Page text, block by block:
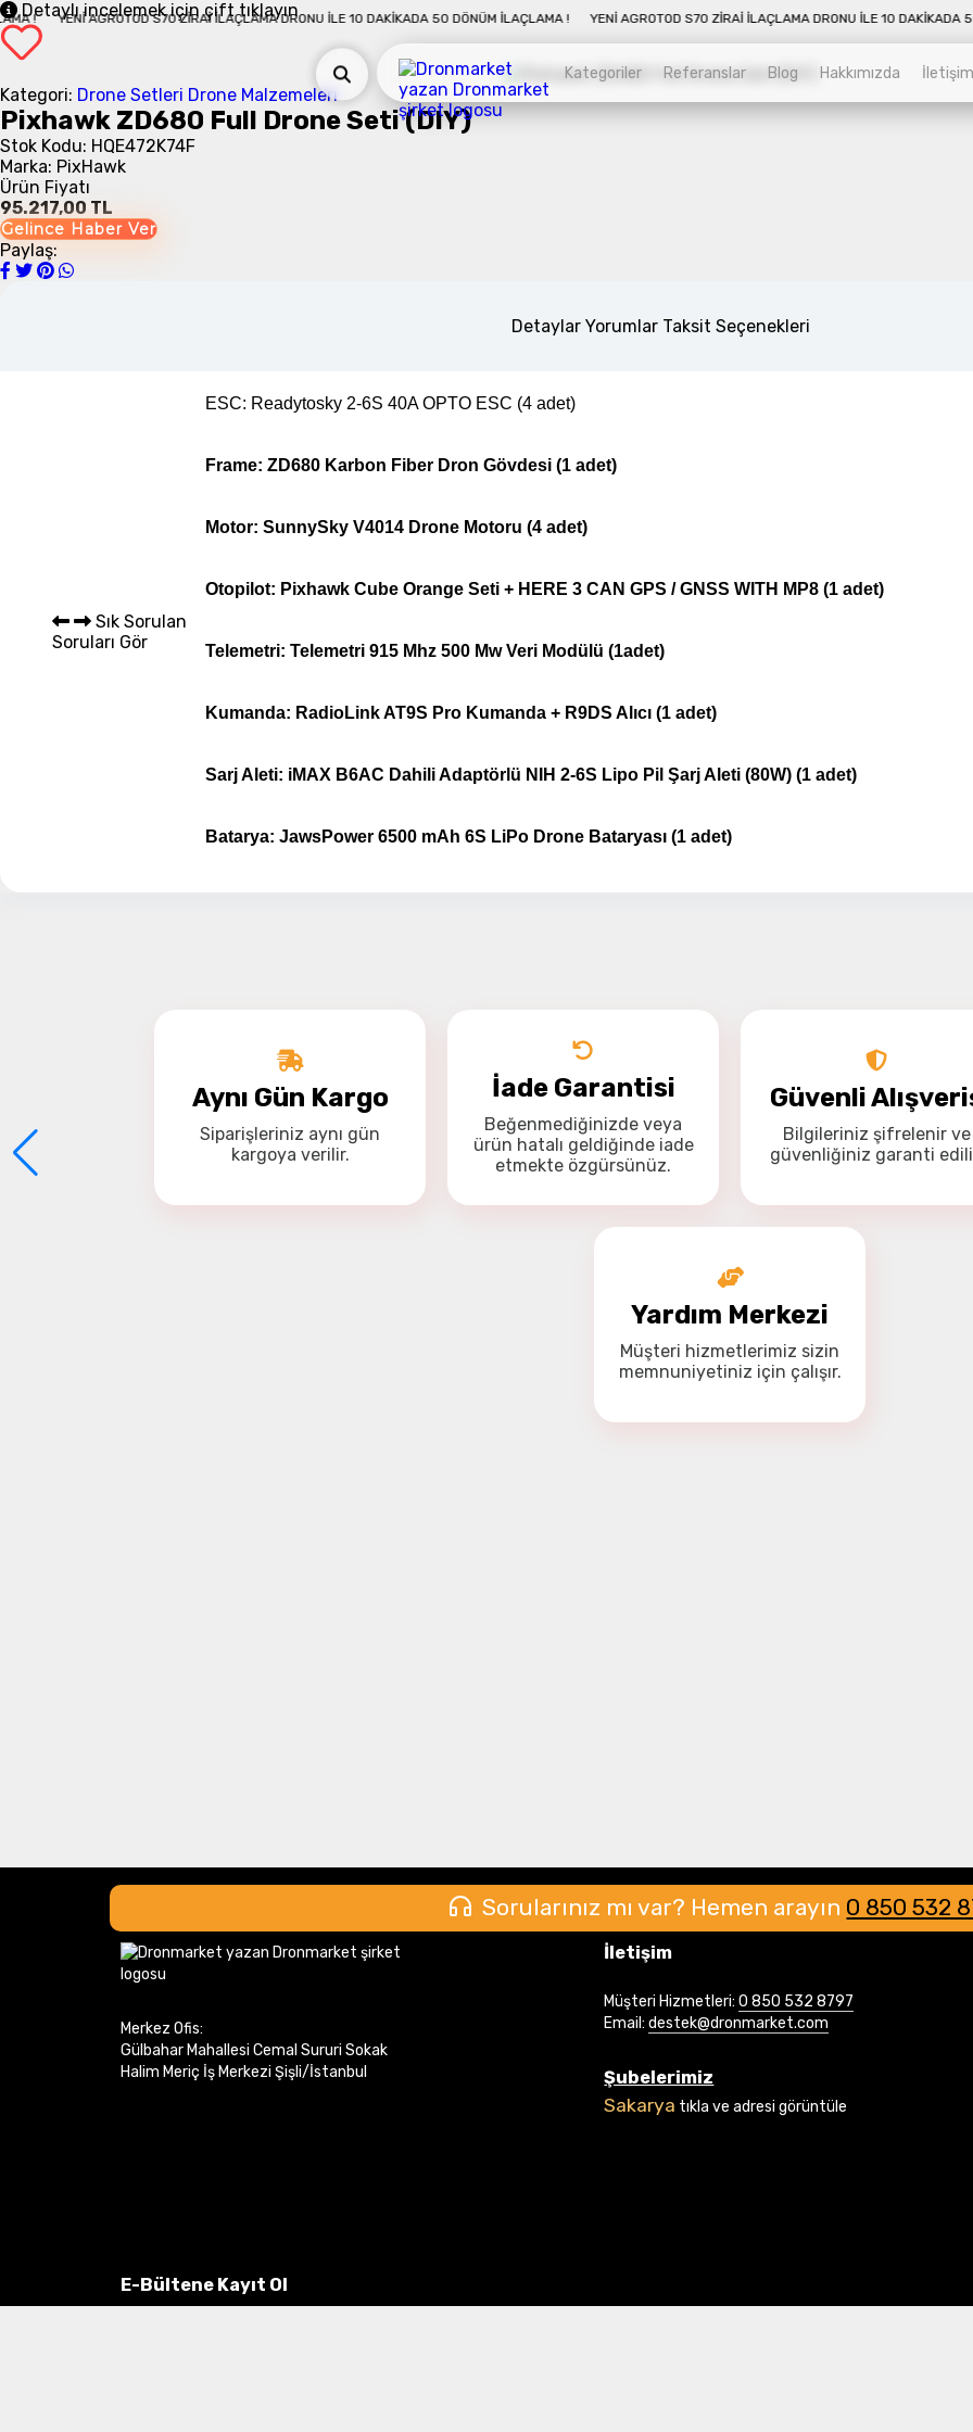
50 DÖNÜM İLAÇLAMA ! YENI AGROTOD S70 ZIRAI İLAÇLAMA DRONU İLE 10 DAKIKADA 50 DÖNÜM İLAÇLAMA ! YENI AGROTOD S70 ZIRAI İLAÇLAMA
Kategoriler
Endüstriyel Drone
Ürünleri görmek için hemen tıklayın.
Drone Malzemeleri
Alt kategorileri görmek için hemen tıklayın.
DJI Drone
Alt kategorileri görmek için hemen tıklayın.
İHA Drone Pilot Eğitimleri
Ürünleri görmek için hemen tıklayın.
Referanslar Blog Hakkımızda İletişim
Sepet Detayı
Detaylı incelemek için çift tıklayın
Kategori: Drone Setleri Drone Malzemeleri
Pixhawk ZD680 Full Drone Seti (DIY)
Stok Kodu: HQE472K74F
Marka: PixHawk
Ürün Fiyatı
95.217,00 TL
Gelince Haber Ver
Paylaş:
Detaylar Yorumlar Taksit Seçenekleri
Sık Sorulan
Soruları Gör
T-Motor 1455 Karbon Fiber Drone Pervanesi(4 adet)
ESC: Readytosky 2-6S 40A OPTO ESC (4 adet)
Frame: ZD680 Karbon Fiber Dron Gövdesi (1 adet)
Motor: SunnySky V4014 Drone Motoru (4 adet)
Otopilot: Pixhawk Cube Orange Seti + HERE 3 CAN GPS / GNSS WITH MP8 (1 adet)
Telemetri: Telemetri 915 Mhz 500 Mw Veri Modülü (1adet)
Kumanda: RadioLink AT9S Pro Kumanda + R9DS Alıcı (1 adet)
Sarj Aleti: iMAX B6AC Dahili Adaptörlü NIH 2-6S Lipo Pil Şarj Aleti (80W) (1 adet)
Batarya: JawsPower 6500 mAh 6S LiPo Drone Bataryası(1 adet)
Bu ürüne ilk yorumu siz yapın!
Yorum Yaz
Aynı Gün Kargo
Siparişleriniz aynı gün
kargoya verilir.
İade Garantisi
Beğenmediğinizde veya
ürün hatalı geldiğinde iade
etmekte özgürsünüz.
Güvenli
Bilgileriniz şifrelenirve
güvenliğiniz garanti
Yardım Merkezi
Müşteri hizmetlerimiz sizin
memnuniyetiniz için çalışır.
Sorularınız mı var? Hemen arayın 0 850 532
Merkez Ofis:
Gülbahar Mahallesi Cemal Sururi Sokak
Halim Meriç İş Merkezi Şişli/İstanbul
İletişim
Müşteri Hizmetleri:0 850 532 8797
Email:destek@dronmarket.com
Şubelerimiz
Sakarya tıkla ve adresi görüntüle
E-Bültene Kayıt Ol